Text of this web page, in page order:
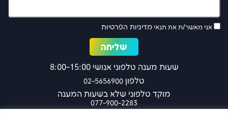
אני מאשר/ת את תנאי מדיניות הפרטיות
שעות מענה טלפוני אנושי 8:00-15:00
טלפון 02-5656900
מוקד טלפוני שלא בשעות המענה
077-900-2283